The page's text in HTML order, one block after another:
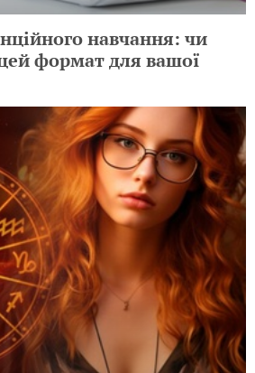
навчання: чи
формат для вашої